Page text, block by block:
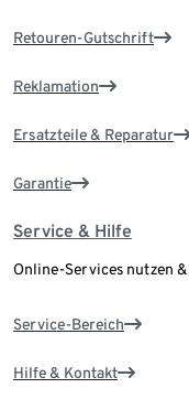
Retouren-Gutschrift
Reklamation
Ersatzteile & Reparatur
Garantie
Service & Hilfe
Online-Services nutzen
Service-Bereich
Hilfe & Kontakt